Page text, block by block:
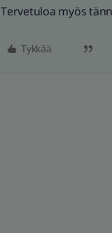
Tervetuloa myös
Tykkää